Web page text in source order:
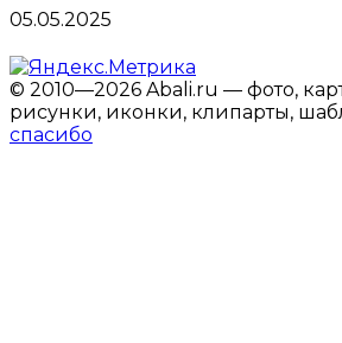
05.05.2025
© 2010—2026 Abali.ru — фото,
рисунки, иконки, клипарты,
спасибо